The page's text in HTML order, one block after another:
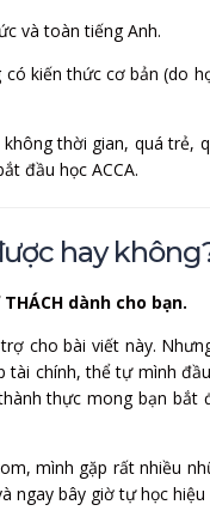
và toàn tiếng Anh.
kiến thức cơ bản (do
thời gian, quá
đầu học ACCA.
hay
dành cho bạn.
cho bài viết này.
tài chính, thể tự mình
thực mong bạn bắt
mình gặp rất nhiều
ngay bây giờ tự học